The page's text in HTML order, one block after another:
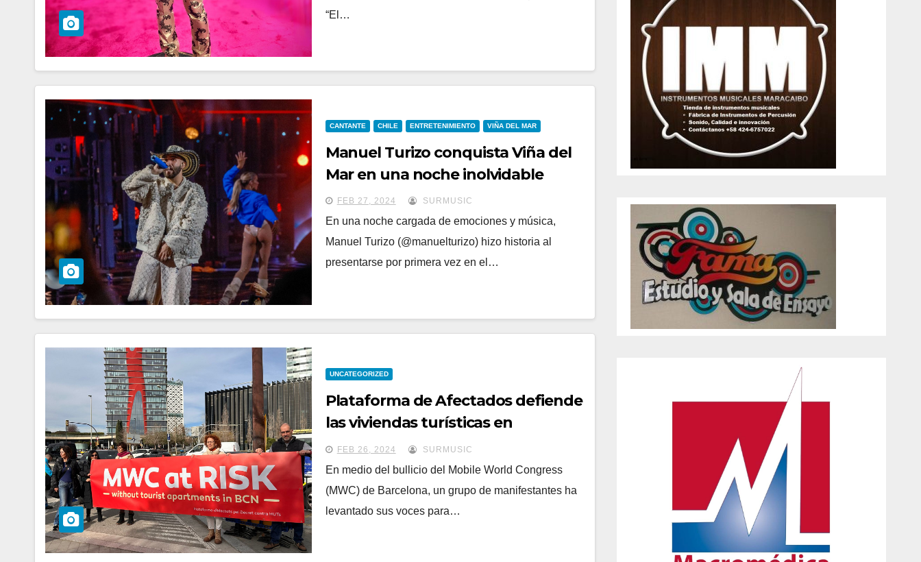
“El…
CANTANTE CHILE ENTRETENIMIENTO VIÑA DEL MAR
Manuel Turizo conquista Viña del
Mar en una noche inolvidable
FEB 27, 2024 SURMUSIC
En una noche cargada de emociones y música,
Manuel Turizo (@manuelturizo) hizo historia al
presentarse por primera vez en el…
UNCATEGORIZED
Plataforma de Afectados defiende
las viviendas turísticas en
Barcelona
FEB 26, 2024 SURMUSIC
En medio del bullicio del Mobile World Congress
(MWC) de Barcelona, un grupo de manifestantes ha
levantado sus voces para…